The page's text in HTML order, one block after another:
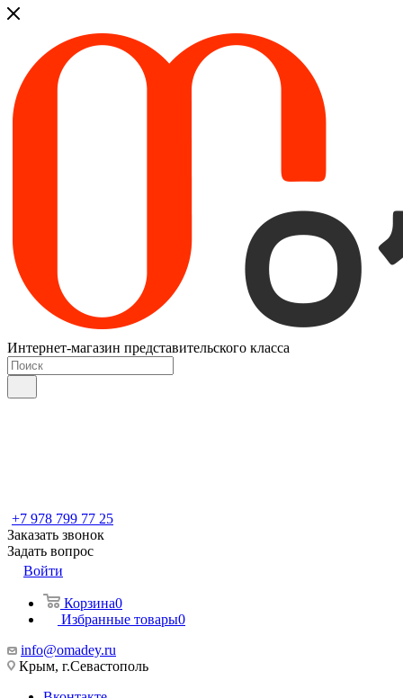
Интернет-магазин представительского класса
+7 978 799 77 25
Заказать звонок
Задать вопрос
Войти
Корзина0
Избранные товары0
info@omadey.ru
Крым, г.Севастополь